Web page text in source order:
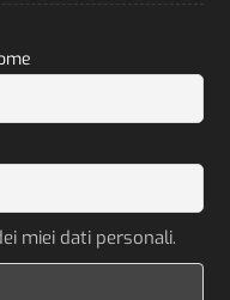
miei dati personali.